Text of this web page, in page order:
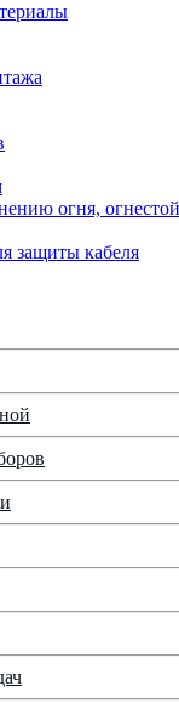
огня,
защиты кабеля